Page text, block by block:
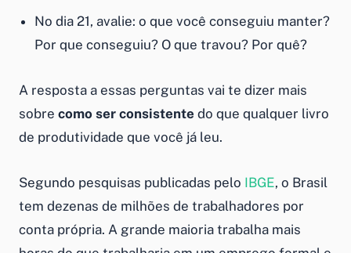
No dia 21, avalie: o que você conseguiu manter?
Por que conseguiu? O que travou? Por quê?
A resposta a essas perguntas vai te dizer mais
sobre como ser consistente do que qualquer livro
de produtividade que você já leu.
Segundo pesquisas publicadas pelo IBGE, o Brasil
tem dezenas de milhões de trabalhadores por
conta própria. A grande maioria trabalha mais